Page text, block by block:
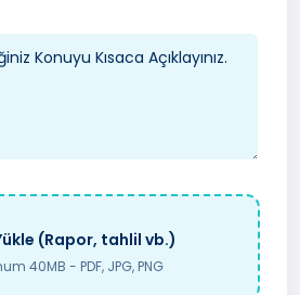
(Rapor, tahlil vb.)
40MB - PDF, JPG, PNG